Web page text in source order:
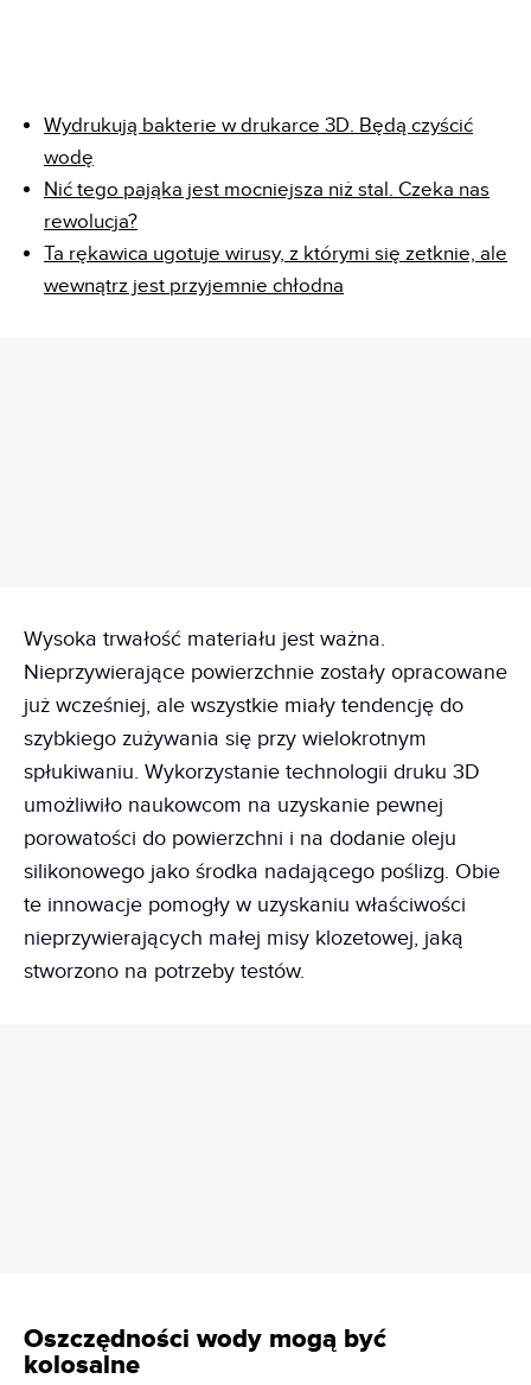
Wydrukują bakterie w drukarce 3D. Będą czyścić
wodę
Nić tego pająka jest mocniejsza niż stal. Czeka nas
rewolucja?
Ta rękawica ugotuje wirusy, z którymi się zetknie, ale
wewnątrz jest przyjemnie chłodna
Wysoka trwałość materiału jest ważna.
Nieprzywierające powierzchnie zostały opracowane
już wcześniej, ale wszystkie miały tendencję do
szybkiego zużywania się przy wielokrotnym
spłukiwaniu. Wykorzystanie technologii druku 3D
umożliwiło naukowcom na uzyskanie pewnej
porowatości do powierzchni i na dodanie oleju
silikonowego jako środka nadającego poślizg. Obie
te innowacje pomogły w uzyskaniu właściwości
nieprzywierających małej misy klozetowej, jaką
stworzono na potrzeby testów.
Oszczędności wody mogą być
kolosalne